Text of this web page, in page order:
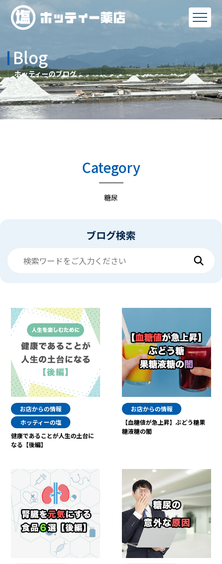
Blog
ホッティーのブログ
Category
糖尿
ブログ検索
お店からの情報
ホッティーの塩
健康であることが人生の土台に
なる【後編】
お店からの情報
【血糖値が急上昇】ぶどう糖果
糖液糖の闇